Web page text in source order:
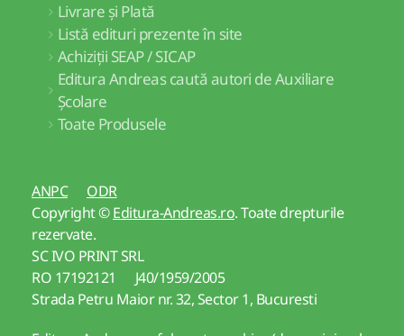
Livrare și Plată
Listă edituri prezente în site
Achiziții SEAP / SICAP
Editura Andreas caută autori de Auxiliare
Școlare
Toate Produsele
ANPC
ODR
Copyright ©Editura-Andreas.ro. Toate drepturile
rezervate.
SC IVO PRINT SRL
RO 17192121 J40/1959/2005
Strada Petru Maior nr. 32, Sector 1, Bucuresti